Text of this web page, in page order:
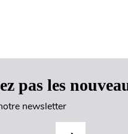
pas les
newsletter